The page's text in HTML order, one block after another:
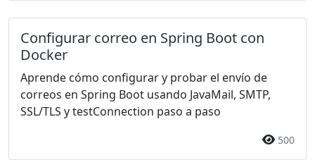
Configurar correo en Spring Boot con
Docker
Aprende cómo configurar y probar el envío de
correos en Spring Boot usando JavaMail, SMTP,
SSL/TLS y testConnection paso a paso
500